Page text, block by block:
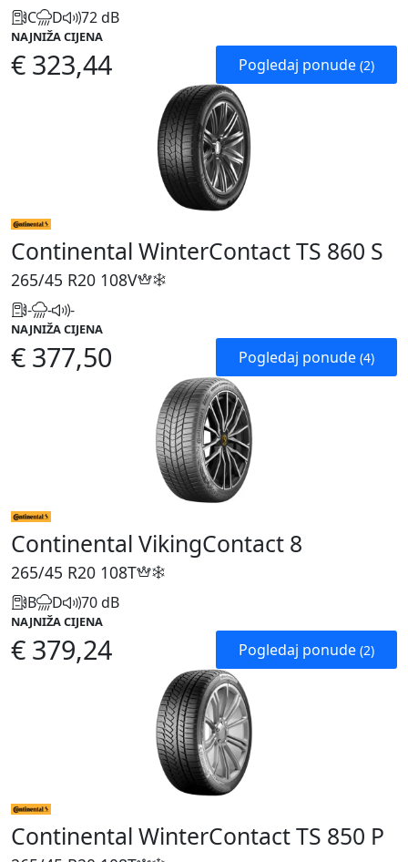
C D 72 dB
NAJNIŽA CIJENA
€ 323,44 Pogledaj ponude (2)
Continental WinterContact TS 860 S
265/45 R20 108V
- - -
NAJNIŽA CIJENA
€ 377,50 Pogledaj ponude (4)
Continental VikingContact 8
265/45 R20 108T
B D 70 dB
NAJNIŽA CIJENA
€ 379,24 Pogledaj ponude (2)
Continental WinterContact TS 850 P